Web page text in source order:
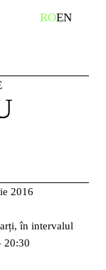
ROEN
2016
în intervalul
20:30